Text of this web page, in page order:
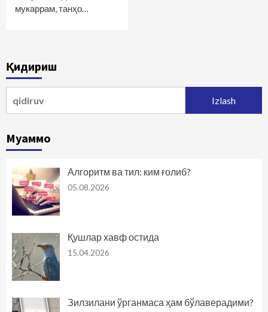
мукаррам, танҳо…
Қидириш
Муаммо
Алгоритм ва тил: ким ғолиб?
05.08.2026
Қушлар хавф остида
15.04.2026
Зилзилани ўрганмаса ҳам бўлаверадими?